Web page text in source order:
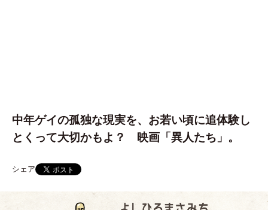
中年ゲイの孤独な現実を、お若い頃に追体験し
とくって大切かもよ？ 映画「異人たち」。
シェア